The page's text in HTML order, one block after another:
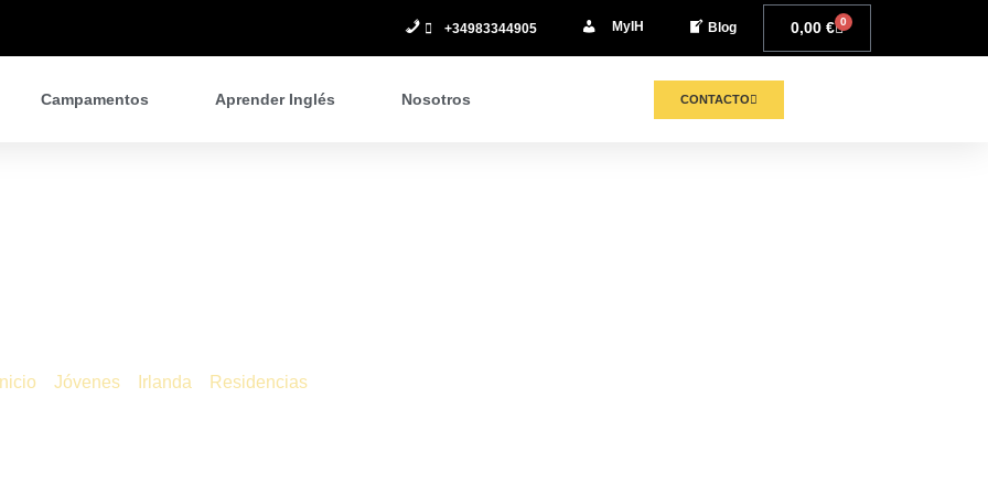
+34983344905 MyIH Blog 0,00 € 0
Campamentos Aprender Inglés Nosotros CONTACTO
Inicio Jóvenes Irlanda Residencias